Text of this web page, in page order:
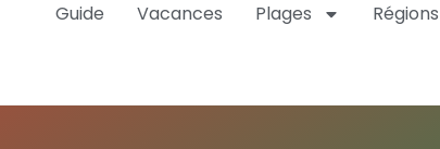
Guide Vacances Plages Régions